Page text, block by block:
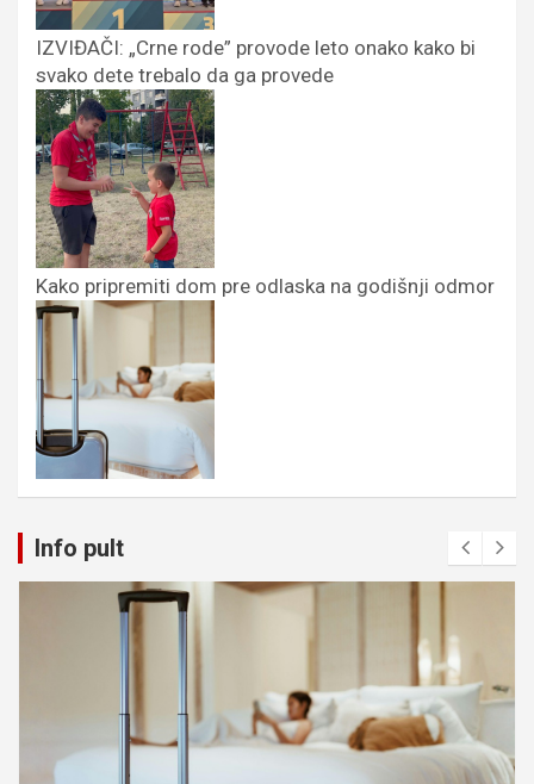
IZVIĐAČI: „Crne rode” provode leto onako kako bi
svako dete trebalo da ga provede
Kako pripremiti dom pre odlaska na godišnji odmor
Info pult